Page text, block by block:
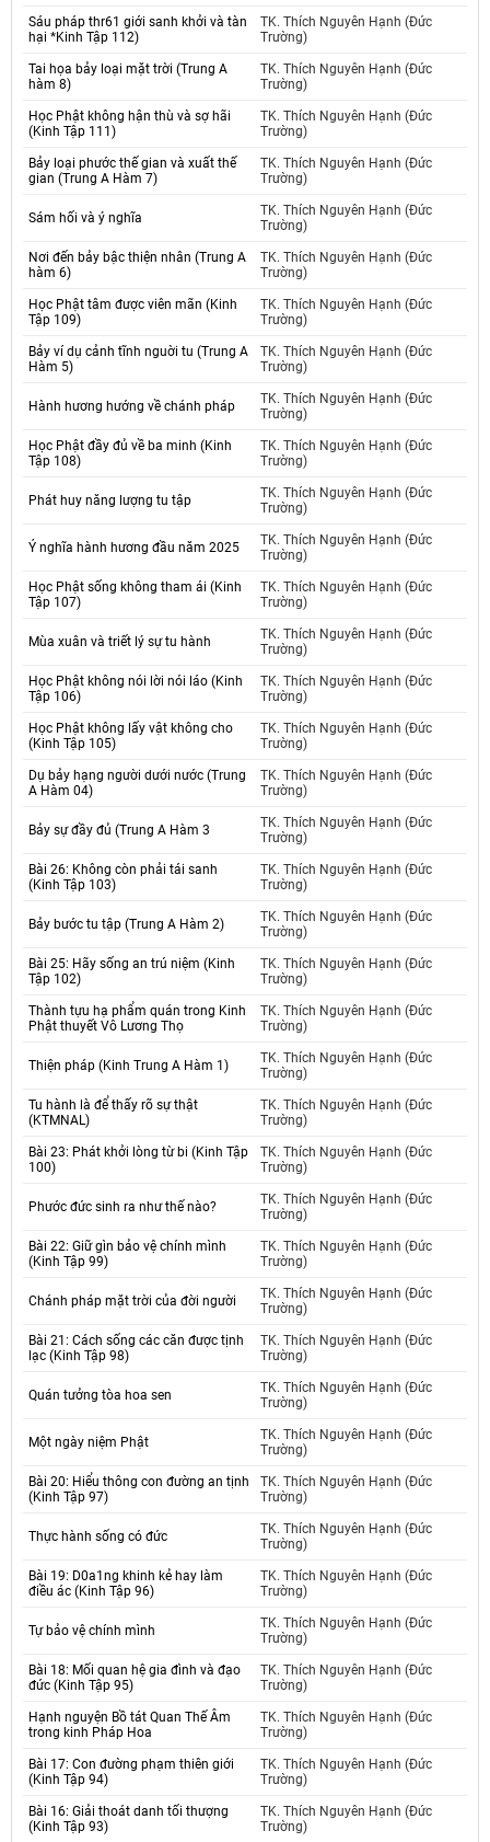
Sáu pháp thr61 giới sanh khởi và tàn
hại *Kinh Tập 112)
TK. Thích Nguyên Hạnh (Đức
Trường)
Tai họa bảy loại mặt trời (Trung A
hàm 8)
TK. Thích Nguyên Hạnh (Đức
Trường)
Học Phật không hận thù và sợ hãi
(Kinh Tập 111)
TK. Thích Nguyên Hạnh (Đức
Trường)
Bảy loại phước thế gian và xuất thế
gian (Trung A Hàm 7)
TK. Thích Nguyên Hạnh (Đức
Trường)
Sám hối và ý nghĩa
TK. Thích Nguyên Hạnh (Đức
Trường)
Nơi đến bảy bậc thiện nhân (Trung A
hàm 6)
TK. Thích Nguyên Hạnh (Đức
Trường)
Học Phật tâm được viên mãn (Kinh
Tập 109)
TK. Thích Nguyên Hạnh (Đức
Trường)
Bảy ví dụ cảnh tĩnh nguời tu (Trung A
Hàm 5)
TK. Thích Nguyên Hạnh (Đức
Trường)
Hành hương hướng về chánh pháp
TK. Thích Nguyên Hạnh (Đức
Trường)
Học Phật đầy đủ về ba minh (Kinh
Tập 108)
TK. Thích Nguyên Hạnh (Đức
Trường)
Phát huy năng lượng tu tập
TK. Thích Nguyên Hạnh (Đức
Trường)
Ý nghĩa hành hương đầu năm 2025
TK. Thích Nguyên Hạnh (Đức
Trường)
Học Phật sống không tham ái (Kinh
Tập 107)
TK. Thích Nguyên Hạnh (Đức
Trường)
Mùa xuân và triết lý sự tu hành
TK. Thích Nguyên Hạnh (Đức
Trường)
Học Phật không nói lời nói láo (Kinh
Tập 106)
TK. Thích Nguyên Hạnh (Đức
Trường)
Học Phật không lấy vật không cho
(Kinh Tập 105)
TK. Thích Nguyên Hạnh (Đức
Trường)
Dụ bảy hạng người dưới nước (Trung
A Hàm 04)
TK. Thích Nguyên Hạnh (Đức
Trường)
Bảy sự đầy đủ (Trung A Hàm 3
TK. Thích Nguyên Hạnh (Đức
Trường)
Bài 26: Không còn phải tái sanh
(Kinh Tập 103)
TK. Thích Nguyên Hạnh (Đức
Trường)
Bảy bước tu tập (Trung A Hàm 2)
TK. Thích Nguyên Hạnh (Đức
Trường)
Bài 25: Hãy sống an trú niệm (Kinh
Tập 102)
TK. Thích Nguyên Hạnh (Đức
Trường)
Thành tựu hạ phẩm quán trong Kinh
Phật thuyết Vô Lương Thọ
TK. Thích Nguyên Hạnh (Đức
Trường)
Thiện pháp (Kinh Trung A Hàm 1)
TK. Thích Nguyên Hạnh (Đức
Trường)
Tu hành là để thấy rõ sự thật
(KTMNAL)
TK. Thích Nguyên Hạnh (Đức
Trường)
Bài 23: Phát khởi lòng từ bi (Kinh Tập
100)
TK. Thích Nguyên Hạnh (Đức
Trường)
Phước đức sinh ra như thế nào?
TK. Thích Nguyên Hạnh (Đức
Trường)
Bài 22: Giữ gìn bảo vệ chính mình
(Kinh Tập 99)
TK. Thích Nguyên Hạnh (Đức
Trường)
Chánh pháp mặt trời của đời người
TK. Thích Nguyên Hạnh (Đức
Trường)
Bài 21: Cách sống các căn được tịnh
lạc (Kinh Tập 98)
TK. Thích Nguyên Hạnh (Đức
Trường)
Quán tưởng tòa hoa sen
TK. Thích Nguyên Hạnh (Đức
Trường)
Một ngày niệm Phật
TK. Thích Nguyên Hạnh (Đức
Trường)
Bài 20: Hiểu thông con đường an tịnh
(Kinh Tập 97)
TK. Thích Nguyên Hạnh (Đức
Trường)
Thực hành sống có đức
TK. Thích Nguyên Hạnh (Đức
Trường)
Bài 19: D0a1ng khinh kẻ hay làm
điều ác (Kinh Tập 96)
TK. Thích Nguyên Hạnh (Đức
Trường)
Tự bảo vệ chính mình
TK. Thích Nguyên Hạnh (Đức
Trường)
Bài 18: Mối quan hệ gia đình và đạo
đức (Kinh Tập 95)
TK. Thích Nguyên Hạnh (Đức
Trường)
Hạnh nguyện Bồ tát Quan Thế Âm
trong kinh Pháp Hoa
TK. Thích Nguyên Hạnh (Đức
Trường)
Bài 17: Con đường phạm thiên giới
(Kinh Tập 94)
TK. Thích Nguyên Hạnh (Đức
Trường)
Bài 16: Giải thoát danh tối thượng
(Kinh Tập 93)
TK. Thích Nguyên Hạnh (Đức
Trường)